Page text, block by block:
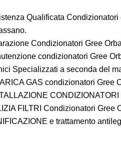
Qualificata
Condizionatori Gree
condizionatori Gree
Specializzati a seconda del
GAS condizionatori Gree
FILTRI Condizionatori Gree
e trattamento